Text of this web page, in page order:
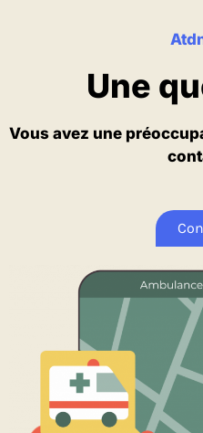
Une
Vous avez une